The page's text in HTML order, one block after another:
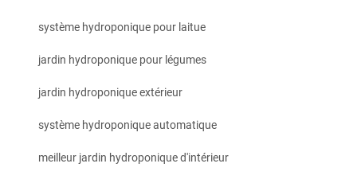
système hydroponique pour laitue
jardin hydroponique pour légumes
jardin hydroponique extérieur
système hydroponique automatique
meilleur jardin hydroponique d'intérieur